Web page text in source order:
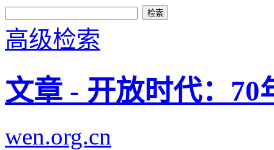
高级检索
文章 - 开放时代：70
wen.org.cn